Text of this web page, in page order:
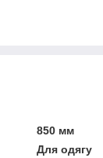
850 мм
Для одягу